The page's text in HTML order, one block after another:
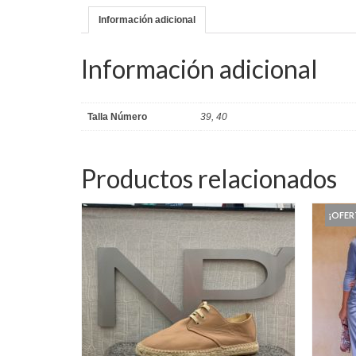
Información adicional
Información adicional
Talla Número 39, 40
Productos relacionados